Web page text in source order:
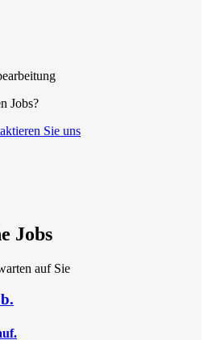
Jobs?
Sie uns
Jobs
auf Sie